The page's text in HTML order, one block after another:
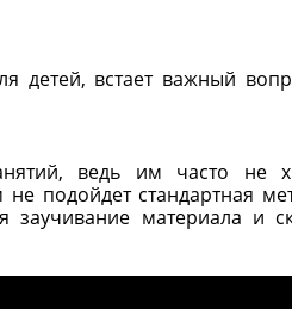
детей, встает важный
ведь им часто не
подойдет стандартная
заучивание материала и